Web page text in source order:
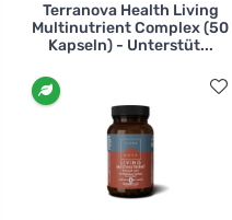
Terranova Health Living
Multinutrient Complex (50
Kapseln) - Unterstüt...